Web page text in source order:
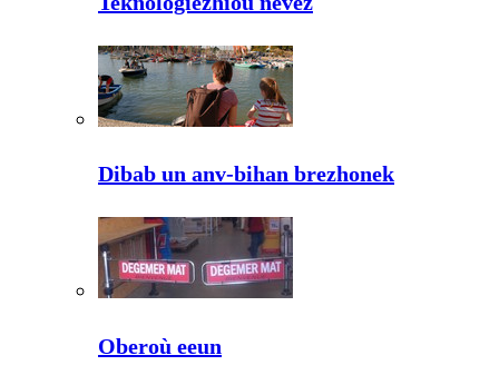
Dibab un anv-bihan brezhonek
Oberoù eeun